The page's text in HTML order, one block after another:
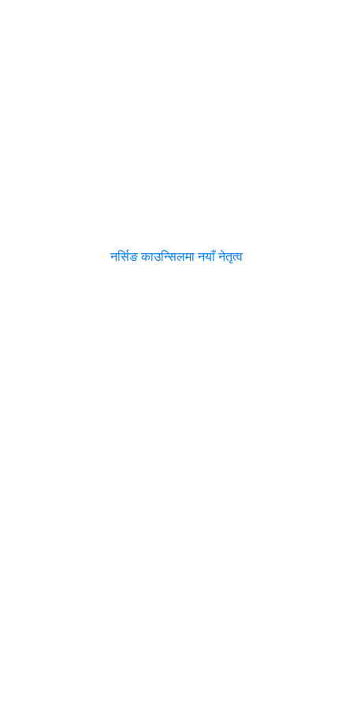
नर्सिङ काउन्सिलमा नयाँ नेतृत्व